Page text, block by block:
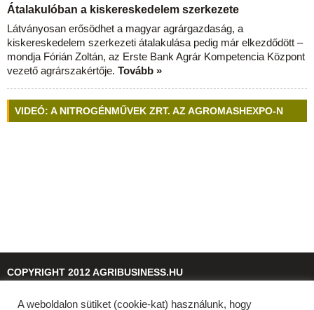
Átalakulóban a kiskereskedelem szerkezete
Látványosan erősödhet a magyar agrárgazdaság, a
kiskereskedelem szerkezeti átalakulása pedig már elkezdődött –
mondja Fórián Zoltán, az Erste Bank Agrár Kompetencia Központ
vezető agrárszakértője. Tovább »
VIDEÓ: A NITROGÉNMŰVEK ZRT. AZ AGROMASHEXPO-N
COPYRIGHT 2012 AGRIBUSINESS.HU
© 2026agribusiness.hu
A weboldalon sütiket (cookie-kat) használunk, hogy